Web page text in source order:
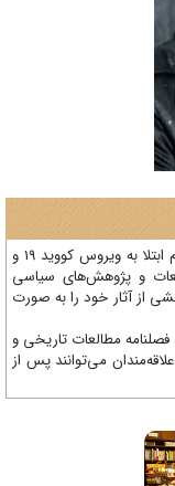
با توجه به نیاز به تداوم مراقبت‌های بهداشتی برای عدم ابتلا به ویروس کووید 19 و
و پژوهش‌های سیاسی
آثار خود را به صورت
مطالعات تاریخی و
می‌توانند پس از